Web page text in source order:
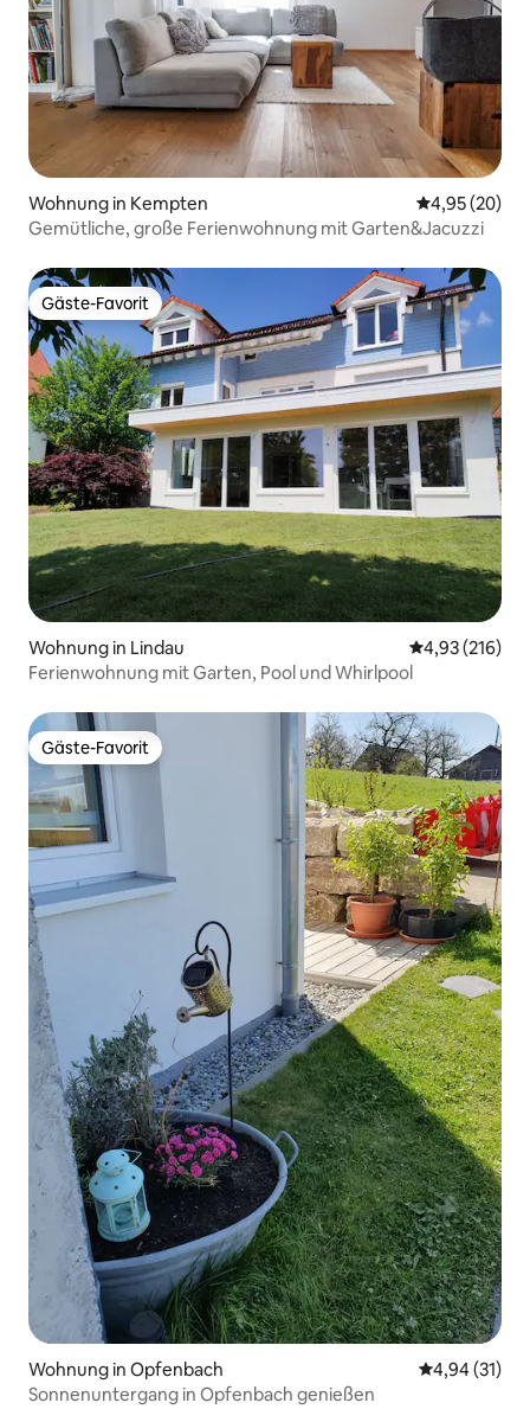
Wohnung in Kempten
4,95 (20)
Gemütliche, große Ferienwohnung mit Garten&Jacuzzi
Gäste-Favorit
Gäste-Favorit
Wohnung in Lindau
4,93 (216)
Ferienwohnung mit Garten, Pool und Whirlpool
Gäste-Favorit
Gäste-Favorit
Wohnung in Opfenbach
4,94 (31)
Sonnenuntergang in Opfenbach genießen